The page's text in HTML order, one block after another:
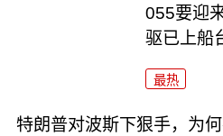
055要迎
驱已上船
最热
特朗普对波斯下狠手，为